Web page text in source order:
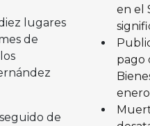
lugares
de
de
en el
pago